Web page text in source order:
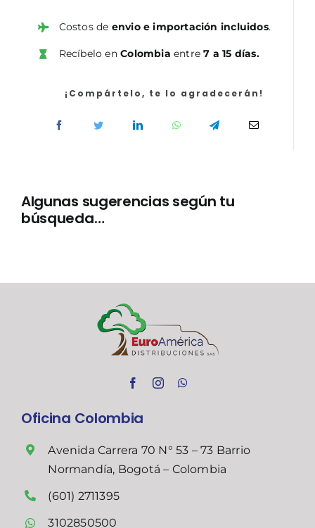
Costos de envio e importación incluidos.
Recíbelo enColombia entre7 a 15 días.
¡Compártelo, te lo agradecerán!
Algunas sugerencias según tu
búsqueda…
Oficina Colombia
Avenida Carrera 70 N° 53 – 73 Barrio
Normandía, Bogotá – Colombia
(601) 2711395
3102850500